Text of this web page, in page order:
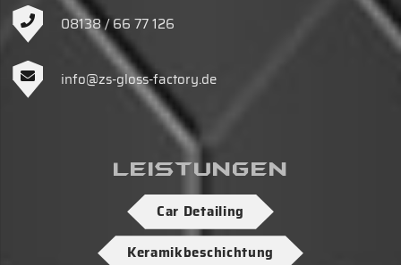
08138 / 66 77 126
info@zs-gloss-factory.de
Leistungen
Car Detailing
Keramikbeschichtung